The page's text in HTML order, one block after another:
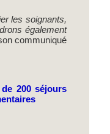
les soignants,
également
communiqué
200 séjours